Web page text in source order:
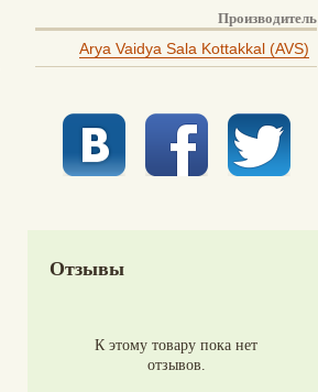
Производитель
Arya Vaidya Sala Kottakkal (AVS)
Отзывы
К этому товару пока нет
отзывов.